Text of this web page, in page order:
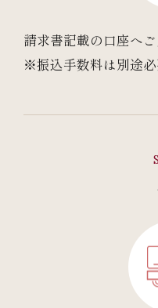
請求書記載の口座へ
※振込手数料は別途必